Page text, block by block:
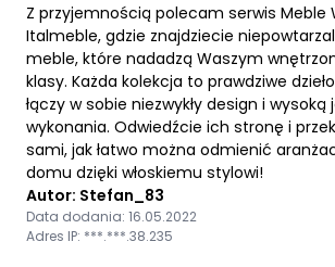
Z przyjemnością polecam serwis Meble
Italmeble, gdzie znajdziecie
meble, które nadadzą Waszym
klasy. Każda kolekcja to prawdziwe
łączy w sobie niezwykły design i wysoką
wykonania. Odwiedźcie ich stronę i
sami, jak łatwo można odmienić
domu dzięki włoskiemu stylowi!
Autor: Stefan_83
Data dodania: 16.05.2022
Adres IP: ***.***.38.235